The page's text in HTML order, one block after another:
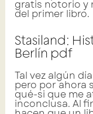
gratis notorio y
del primer libro.
Stasiland:
Berlín pdf
Tal vez algún
pero por ahora
qué-si que me
inconclusa. Al